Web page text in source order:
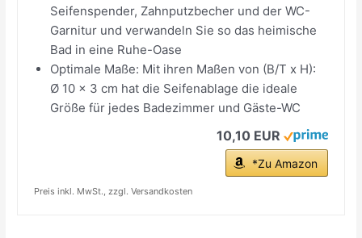
Seifenspender, Zahnputzbecher und der WC-
Garnitur und verwandeln Sie so das heimische
Bad in eine Ruhe-Oase
Optimale Maße: Mit ihren Maßen von (B/T x H):
Ø 10 x 3 cm hat die Seifenablage die ideale
Größe für jedes Badezimmer und Gäste-WC
10,10 EUR
*Zu Amazon
Preis inkl. MwSt., zzgl. Versandkosten